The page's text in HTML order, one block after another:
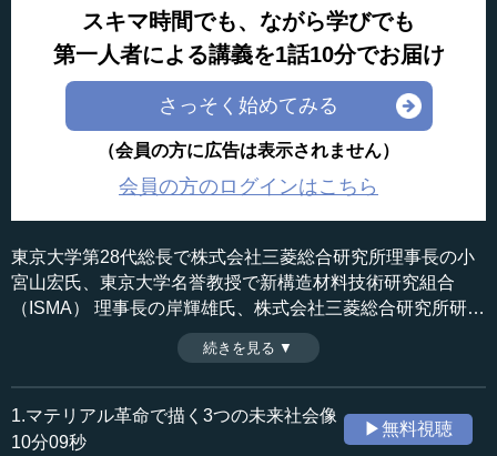
スキマ時間でも、ながら学びでも
第一人者による講義を1話10分でお届け
さっそく始めてみる
（会員の方に広告は表示されません）
会員の方のログインはこちら
東京大学第28代総長で株式会社三菱総合研究所理事長の小
宮山宏氏、東京大学名誉教授で新構造材料技術研究組合
（ISMA） 理事長の岸輝雄氏、株式会社三菱総合研究所研究
理事の亀井信一氏による「マテリアル革命」に関する鼎
談。第一のテーマには、デジタルイノベーションとの関係
が挙げられた。（2017年11月30日開催三菱総研フォーラム
2017鼎談「マテリアル革命」より、全5話中第2話）
収録日：2017年11月30日
追加日：2018年4月14日
カテゴリー：
続きを見る ▼
1.マテリアル革命で描く3つの未来社会像
10分09秒
▶無料視聴